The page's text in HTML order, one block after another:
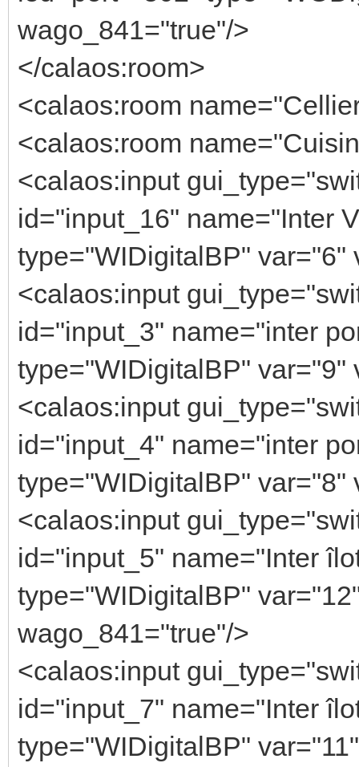
wago_841="true"/>
</calaos:room>
<calaos:room
<calaos:room
<calaos:input
id="input_16" name="Inter
type="WIDigitalBP"
<calaos:input
id="input_3" name="inter
type="WIDigitalBP"
<calaos:input
id="input_4" name="inter
type="WIDigitalBP"
<calaos:input
id="input_5" name="Inter
type="WIDigitalBP"
wago_841="true"/>
<calaos:input
id="input_7" name="Inter
type="WIDigitalBP"